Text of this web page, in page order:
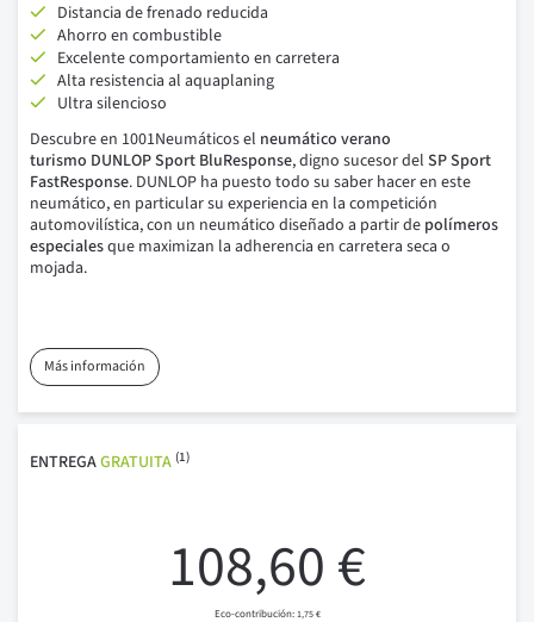
Distancia de frenado reducida
Ahorro en combustible
Excelente comportamiento en carretera
Alta resistencia al aquaplaning
Ultra silencioso
Descubre en 1001Neumáticos el neumático verano
turismo DUNLOP Sport BluResponse, digno sucesor del SP Sport
FastResponse. DUNLOP ha puesto todo su saber hacer en este
neumático, en particular su experiencia en la competición
automovilística, con un neumático diseñado a partir de polímeros
especialesque maximizan la adherencia en carretera seca o
mojada.
Más información
ENTREGAGRATUITA (1)
108,60 €
1,75 €